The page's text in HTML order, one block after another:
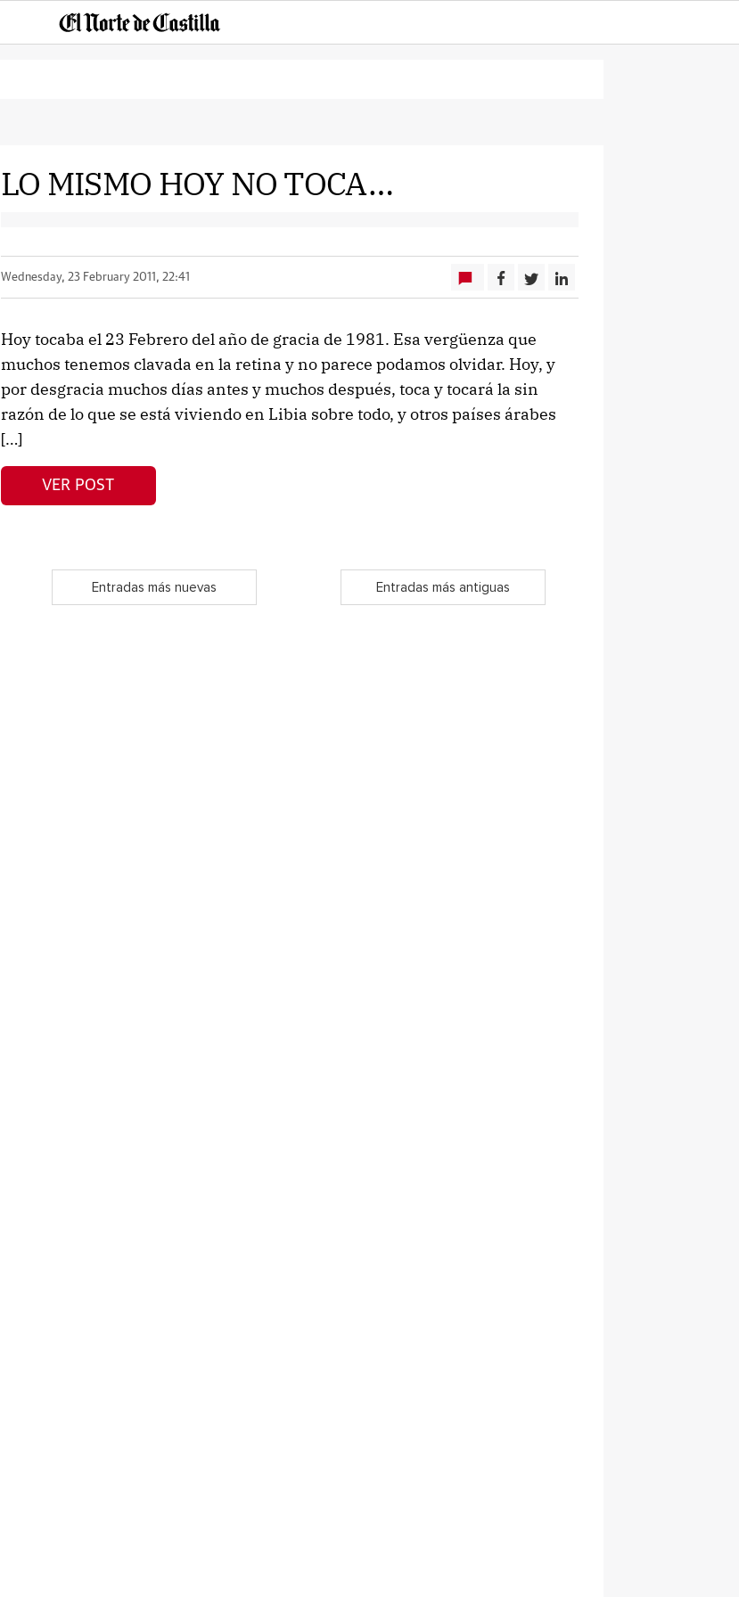
LO MISMO HOY NO TOCA…
Wednesday, 23 February 2011, 22:41
Hoy tocaba el 23 Febrero del año de gracia de 1981. Esa vergüenza que
muchos tenemos clavada en la retina y no parece podamos olvidar. Hoy, y
por desgracia muchos días antes y muchos después, toca y tocará la sin
razón de lo que se está viviendo en Libia sobre todo, y otros países árabes
[…]
VER POST
Entradas más nuevas Entradas más antiguas